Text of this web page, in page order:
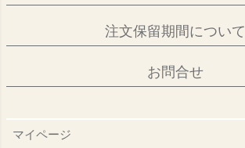
注文保留期間について
お問合せ
マイページ